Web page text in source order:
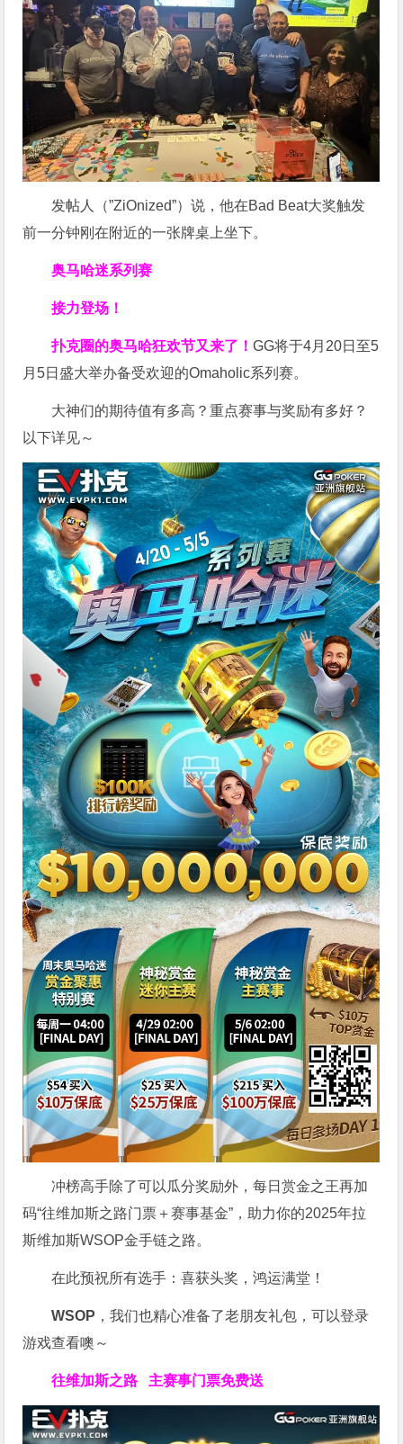
发帖人（”ZiOnized”）说，他在Bad Beat大奖触发
前一分钟刚在附近的一张牌桌上坐下。
奥马哈迷系列赛
接力登场！
扑克圈的奥马哈狂欢节又来了！GG将于4月20日至5
月5日盛大举办备受欢迎的Omaholic系列赛。
大神们的期待值有多高？重点赛事与奖励有多好？
以下详见～
冲榜高手除了可以瓜分奖励外，每日赏金之王再加
码“往维加斯之路门票＋赛事基金”，助力你的2025年拉
斯维加斯WSOP金手链之路。
在此预祝所有选手：喜获头奖，鸿运满堂！
WSOP ，我们也精心准备了老朋友礼包，可以登录
游戏查看噢～
往维加斯之路 主赛事门票免费送